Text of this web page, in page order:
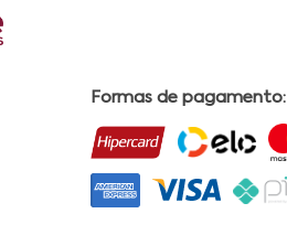
Formas de pagamento: